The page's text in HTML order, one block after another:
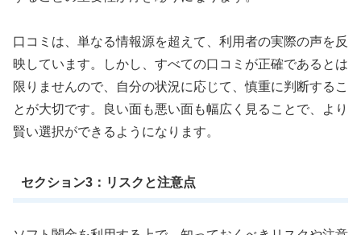
口コミは、単なる情報源を超えて、利用者の実際の声を反
映しています。しかし、すべての口コミが正確であるとは
限りませんので、自分の状況に応じて、慎重に判断するこ
とが大切です。良い面も悪い面も幅広く見ることで、より
賢い選択ができるようになります。
セクション3：リスクと注意点